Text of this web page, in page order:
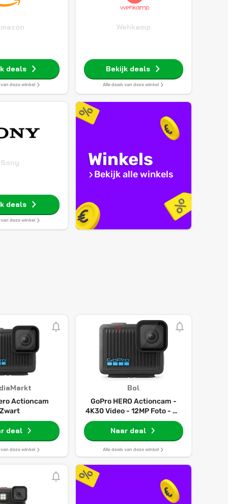
deals
van deze winkel
Wehkamp
Bekijk deals
Alle deals van deze winkel
Sony
deals
van deze winkel
Winkels
Bekijk alle winkels
Actioncam
Zwart
deal
van deze winkel
Bol
GoPro HERO Actioncam -
4K30 Video - 12MP Foto - 86
g - 5 m Waterdicht -
Touchscreen
Naar deal
Alle deals van deze winkel